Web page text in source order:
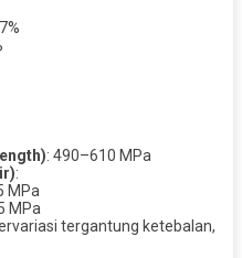
: 490–610 MPa
:
MPa
MPa
tergantung ketebalan,